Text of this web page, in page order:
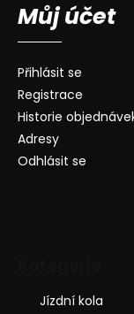
Můj účet
Přihlásit se
Registrace
Historie
Adresy
Odhlásit se
Jízdní kola